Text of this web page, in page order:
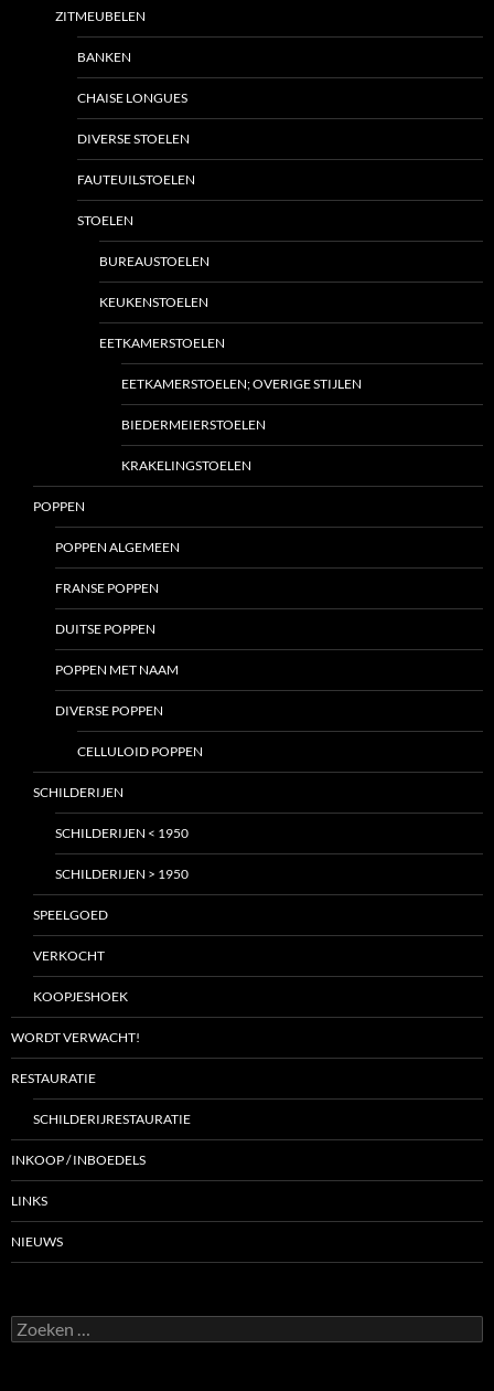
ZITMEUBELEN
BANKEN
CHAISE LONGUES
DIVERSE STOELEN
FAUTEUILSTOELEN
STOELEN
BUREAUSTOELEN
KEUKENSTOELEN
EETKAMERSTOELEN
EETKAMERSTOELEN; OVERIGE STIJLEN
BIEDERMEIERSTOELEN
KRAKELINGSTOELEN
POPPEN
POPPEN ALGEMEEN
FRANSE POPPEN
DUITSE POPPEN
POPPEN MET NAAM
DIVERSE POPPEN
CELLULOID POPPEN
SCHILDERIJEN
SCHILDERIJEN < 1950
SCHILDERIJEN > 1950
SPEELGOED
VERKOCHT
KOOPJESHOEK
WORDT VERWACHT!
RESTAURATIE
SCHILDERIJRESTAURATIE
INKOOP / INBOEDELS
LINKS
NIEUWS
Zoeken
naar: